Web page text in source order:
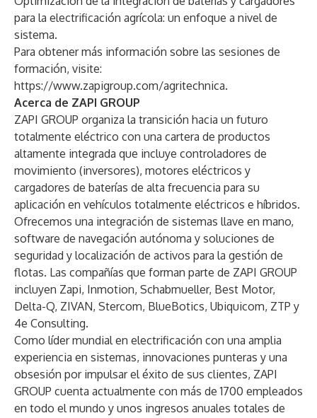
para la electrificación agrícola: un enfoque a nivel de
sistema.
Para obtener más información sobre las sesiones de
formación, visite:
https://www.zapigroup.com/agritechnica.
Acerca de ZAPI GROUP
ZAPI GROUP organiza la transición hacia un futuro
totalmente eléctrico con una cartera de productos
altamente integrada que incluye controladores de
movimiento (inversores), motores eléctricos y
cargadores de baterías de alta frecuencia para su
aplicación en vehículos totalmente eléctricos e híbridos.
Ofrecemos una integración de sistemas llave en mano,
software de navegación autónoma y soluciones de
seguridad y localización de activos para la gestión de
flotas. Las compañías que forman parte de ZAPI GROUP
incluyen Zapi, Inmotion, Schabmueller, Best Motor,
Delta-Q, ZIVAN, Stercom, BlueBotics, Ubiquicom, ZTP y
4e Consulting.
Como líder mundial en electrificación con una amplia
experiencia en sistemas, innovaciones punteras y una
obsesión por impulsar el éxito de sus clientes, ZAPI
GROUP cuenta actualmente con más de 1700 empleados
en todo el mundo y unos ingresos anuales totales de